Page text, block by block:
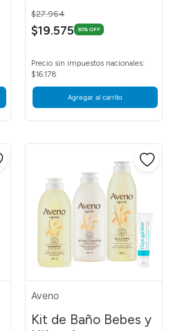
Price reduced from
$27.964
$19.575 30% OFF
Precio sin impuestos nacionales:
$16.178
Agregar al carrito
Aveno
Kit de Baño Bebes y